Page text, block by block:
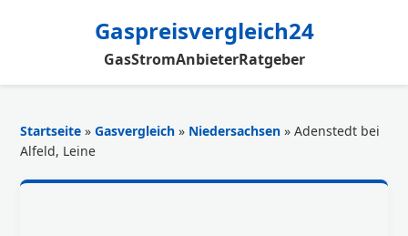
Gaspreisvergleich24
GasStromAnbieterRatgeber
Startseite »Gasvergleich » Niedersachsen » Adenstedt bei
Alfeld, Leine